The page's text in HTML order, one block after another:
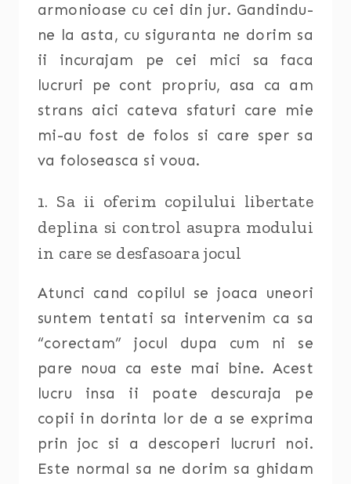
armonioase cu cei din jur. Gandindu-
ne la asta, cu siguranta ne dorim sa
ii incurajam pe cei mici sa faca
lucruri pe cont propriu, asa ca am
strans aici cateva sfaturi care mie
mi-au fost de folos si care sper sa
va foloseasca si voua.
1. Sa ii oferim copilului libertate
deplina si control asupra modului
in care se desfasoara jocul
Atunci cand copilul se joaca uneori
suntem tentati sa intervenim ca sa
“corectam” jocul dupa cum ni se
pare noua ca este mai bine. Acest
lucru insa ii poate descuraja pe
copii in dorinta lor de a se exprima
prin joc si a descoperi lucruri noi.
Este normal sa ne dorim sa ghidam